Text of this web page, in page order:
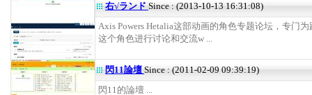
右√ランド Since : (2013-10-13 16:31:08)
Axis Powers Hetalia这部动画的角色专题论坛，专门
这个角色进行讨论和交流w ...
閃11論壇 Since : (2011-02-09 09:39:19)
閃11的論壇 ...